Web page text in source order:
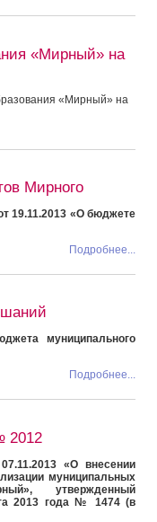
«Мирный» на
«Мирный» на
Мирного
19.11.2013 «О бюджете
Подробнее...
муниципального
Подробнее...
2012
«О внесении
муниципальных
утвержденный
2013 года № 1474 (в